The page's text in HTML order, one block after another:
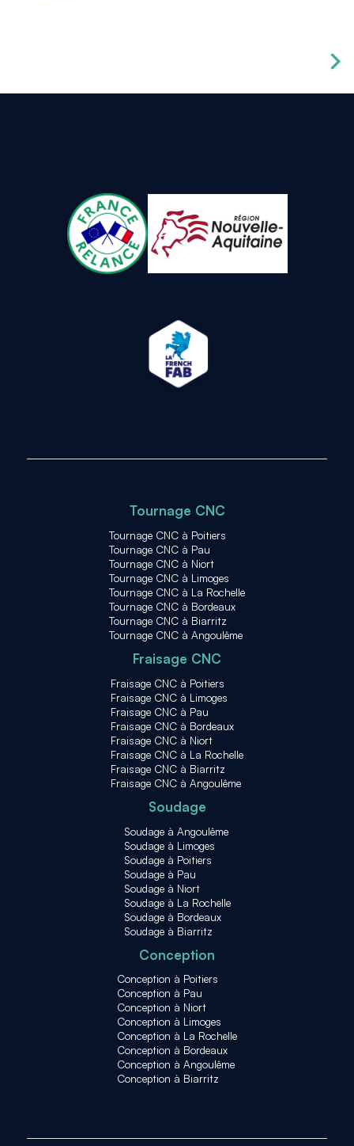
Tournage CNC
Tournage CNC à Poitiers
Tournage CNC à Pau
Tournage CNC à Niort
Tournage CNC à Limoges
Tournage CNC à La Rochelle
Tournage CNC à Bordeaux
Tournage CNC à Biarritz
Tournage CNC à Angoulême
Fraisage CNC
Fraisage CNC à Poitiers
Fraisage CNC à Limoges
Fraisage CNC à Pau
Fraisage CNC à Bordeaux
Fraisage CNC à Niort
Fraisage CNC à La Rochelle
Fraisage CNC à Biarritz
Fraisage CNC à Angoulême
Soudage
Soudage à Angoulême
Soudage à Limoges
Soudage à Poitiers
Soudage à Pau
Soudage à Niort
Soudage à La Rochelle
Soudage à Bordeaux
Soudage à Biarritz
Conception
Conception à Poitiers
Conception à Pau
Conception à Niort
Conception à Limoges
Conception à La Rochelle
Conception à Bordeaux
Conception à Angoulême
Conception à Biarritz